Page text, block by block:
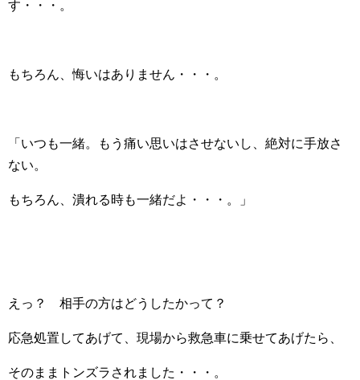
す・・・。
もちろん、悔いはありません・・・。
「いつも一緒。もう痛い思いはさせないし、絶対に手放さ
ない。
もちろん、潰れる時も一緒だよ・・・。」
えっ？ 相手の方はどうしたかって？
応急処置してあげて、現場から救急車に乗せてあげたら、
そのままトンズラされました・・・。